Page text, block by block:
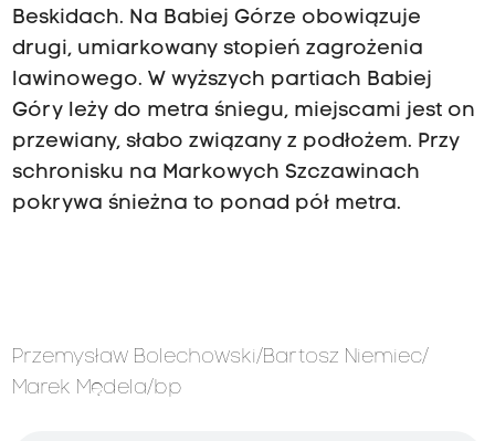
Beskidach. Na Babiej Górze obowiązuje
drugi, umiarkowany stopień zagrożenia
lawinowego. W wyższych partiach Babiej
Góry leży do metra śniegu, miejscami jest on
przewiany, słabo związany z podłożem. Przy
schronisku na Markowych Szczawinach
pokrywa śnieżna to ponad pół metra.
Przemysław Bolechowski/Bartosz Niemiec/
Marek Mędela/bp